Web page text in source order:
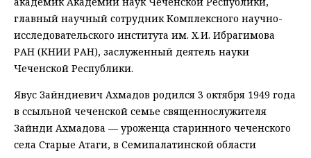
главный научный сотрудник Комплексного научно-
исследовательского института им. Х. И. Ибрагимова
РАН (КНИИ РАН), заслуженный деятель науки
Чеченской Республики.
Явус Зайндиевич Ахмадов родился 3 октября 1949 года
в ссыльной чеченской семье священнослужителя
Зайнди Ахмадова — уроженца старинного чеченского
села Старые Атаги, в Семипалатинской области